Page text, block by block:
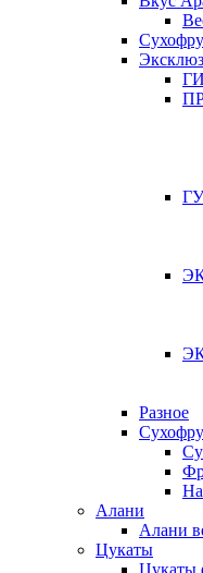
Разное
Алани
Алани
Цукаты
Цукаты